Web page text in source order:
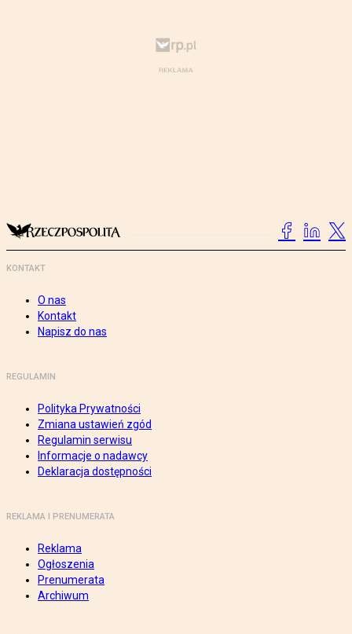
KONTAKT
O nas
Kontakt
Napisz do nas
REGULAMIN
Polityka Prywatności
Zmiana ustawień zgód
Regulamin serwisu
Informacje o nadawcy
Deklaracja dostępności
REKLAMA I PRENUMERATA
Reklama
Ogłoszenia
Prenumerata
Archiwum